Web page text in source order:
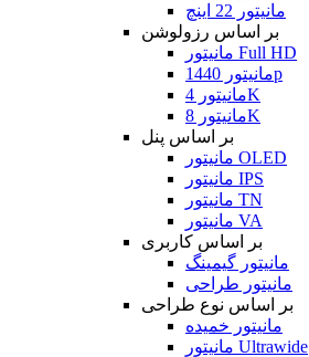
مانیتور 22 اینچ
بر اساس رزولوشن
مانیتور Full HD
مانیتور 1440p
مانیتور 4K
مانیتور 8K
بر اساس پنل
مانیتور OLED
مانیتور IPS
مانیتور TN
مانیتور VA
بر اساس کاربری
مانیتور گیمینگ
مانیتور طراحی
بر اساس نوع طراحی
مانیتور خمیده
مانیتور Ultrawide